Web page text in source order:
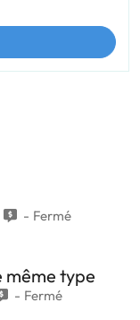
Fermé
même type
Fermé